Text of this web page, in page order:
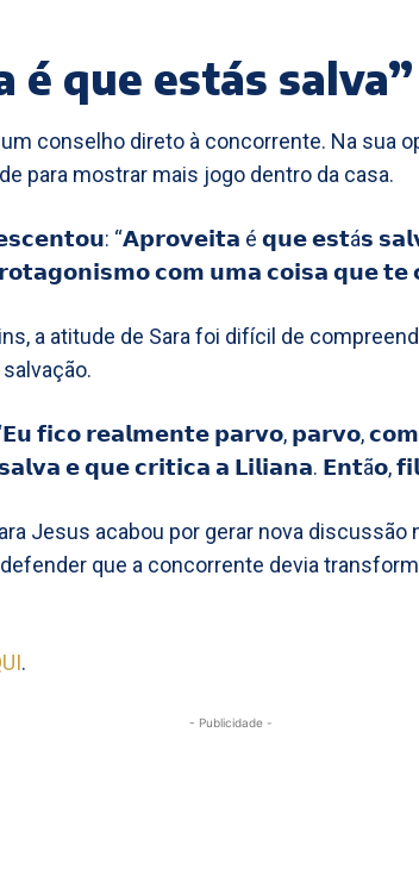
é que estás salva”
conselho direto à concorrente. Na sua
para mostrar mais jogo dentro da casa.
“𝗔𝗽𝗿𝗼𝘃𝗲𝗶𝘁𝗮 é 𝗾𝘂𝗲 𝗲𝘀𝘁á𝘀
𝗰𝗼𝗺 𝘂𝗺𝗮 𝗰𝗼𝗶𝘀𝗮 𝗾𝘂𝗲 𝘁𝗲
a atitude de Sara foi difícil de
𝗳𝗶𝗰𝗼 𝗿𝗲𝗮𝗹𝗺𝗲𝗻𝘁𝗲 𝗽𝗮𝗿𝘃𝗼, 𝗽𝗮𝗿𝘃𝗼,
𝗲 𝗾𝘂𝗲 𝗰𝗿𝗶𝘁𝗶𝗰𝗮 𝗮 𝗟𝗶𝗹𝗶𝗮𝗻𝗮. 𝗘𝗻𝘁ã𝗼,
Jesus acabou por gerar nova discussão
que a concorrente devia
.
- Publicidade -